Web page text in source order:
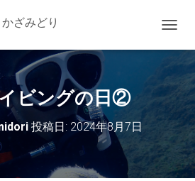
ざみどり
ビ
ー
ン
切
替
ビングの日②
投稿日: 2024年8月7日